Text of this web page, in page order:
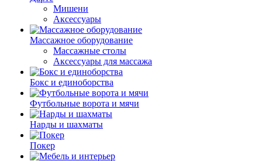
Мишени
Аксессуары
Массажное оборудование
Массажные столы
Аксессуары для массажа
Бокс и единоборства
Футбольные ворота и мячи
Нарды и шахматы
Покер